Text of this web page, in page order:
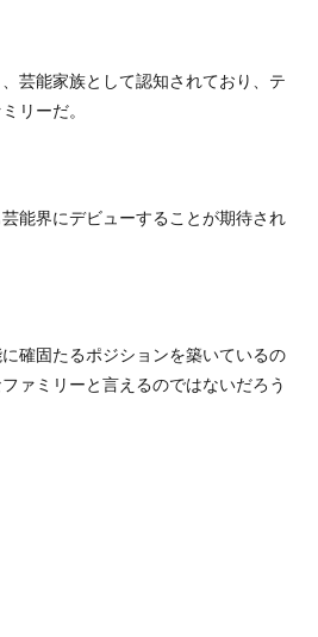
芸能家族として認知されており、テ
リーだ。
能界にデビューすることが期待され
確固たるポジションを築いているの
ァミリーと言えるのではないだろう